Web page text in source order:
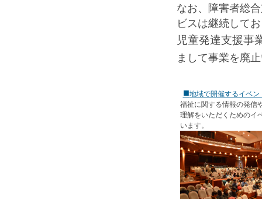
なお、障害者総
ビスは継続して
児童発達支援事
まして事業を廃
■地域で開催するイベン
福祉に関する情報の発信
理解をいただくためのイ
います。